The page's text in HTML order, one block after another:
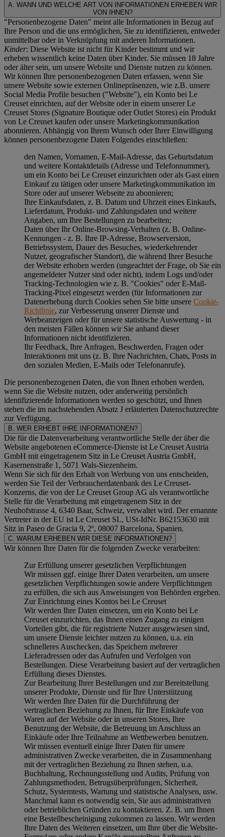
A. WANN UND WELCHE ART VON INFORMATIONEN ERHEBEN WIR
VON IHNEN?
"Personenbezogene Daten" meint alle Informationen in Bezug auf
Ihre Person und die uns ermöglichen, Sie zu identifizieren, entweder
unmittelbar oder in Verknüpfung mit anderen Informationen.
Kinder: Diese Website ist nicht für Kinder bestimmt und wir
erheben wissentlich keine Daten über Kinder. Sie müssen 18 Jahre
oder älter sein, um unsere Website und Dienste nutzen zu können.
Wir können Ihre personenbezogenen Daten erfassen, wenn Sie
unsere Website sowie externen Onlinepräsenzen, wie z.B. unsere
Social Media Profile besuchen ("Website"), ein Konto bei Le
Creuset einrichten, auf der Website oder in einem unserer Le
Creuset Stores (Signature Boutique oder Outlet Stores) ein Produkt
von Le Creuset kaufen oder unsere Marketingkommunikation
abonnieren. Abhängig von Ihrem Wunsch oder Ihrer Einwilligung
können personenbezogene Daten Folgendes einschließen:
den Namen, Vornamen, E-Mail-Adresse, das Geburtsdatum
und weitere Kontaktdetails (Adresse und Telefonnummer),
um ein Konto bei Le Creuset einzurichten oder als Gast einen
Einkauf zu tätigen oder unsere Marketingkommunikation im
Store oder auf unserer Webseite zu abonnieren;
Ihre Einkaufsdaten, z. B. Datum und Uhrzeit eines Einkaufs,
Lieferdatum, Produkt- und Zahlungsdaten und weitere
Angaben, um Ihre Bestellungen zu bearbeiten;
Daten über Ihr Online-Browsing-Verhalten (z. B. Online-
Kennungen - z. B. Ihre IP-Adresse, Browserversion,
Betriebssystem, Dauer des Besuches, wiederkehrender
Nutzer, geografischer Standort), die während Ihrer Besuche
der Website erhoben werden (ungeachtet der Frage, ob Sie ein
angemeldeter Nutzer sind oder nicht), indem Logs und/oder
Tracking-Technologien wie z. B. "Cookies" oder E-Mail-
Tracking-Pixel eingesetzt werden (für Informationen zur
Datenerhebung durch Cookies sehen Sie bitte unsere Cookie-
Richtlinie, zur Verbesserung unserer Dienste und
Werbeanzeigen oder für unsere statistische Auswertung - in
den meisten Fällen können wir Sie anhand dieser
Informationen nicht identifizieren.
Ihr Feedback, Ihre Anfragen, Beschwerden, Fragen oder
Interaktionen mit uns (z. B. Ihre Nachrichten, Chats, Posts in
den sozialen Medien, E-Mails oder Telefonanrufe).
Die personenbezogenen Daten, die von Ihnen erhoben werden,
wenn Sie die Website nutzen, oder anderweitig persönlich
identifizierende Informationen werden so geschützt, und Ihnen
stehen die im nachstehenden Absatz J erläuterten Datenschutzrechte
zur Verfügung.
B. WER ERHEBT IHRE INFORMATIONEN?
Die für die Datenverarbeitung verantwortliche Stelle der über die
Website angebotenen eCommerce-Dienste ist Le Creuset Austria
GmbH mit eingetragenem Sitz in Le Creuset Austria GmbH,
Kasernenstraße 1, 5071 Wals-Siezenheim.
Wenn Sie sich für den Erhalt von Werbung von uns entscheiden,
werden Sie Teil der Verbraucherdatenbank des Le Creuset-
Konzerns, die von der Le Creuset Group AG als verantwortliche
Stelle für die Verarbeitung mit eingetragenem Sitz in der
Neuhofstrasse 4, 6340 Baar, Schweiz, verwaltet wird. Der ernannte
Vertreter in der EU ist Le Creuset SL, USt-IdNr. B62153630 mit
Sitz in Paseo de Gracia 9, 2º, 08007 Barcelona, Spanien.
C. WARUM ERHEBEN WIR DIESE INFORMATIONEN?
Wir können Ihre Daten für die folgenden Zwecke verarbeiten:
Zur Erfüllung unserer gesetzlichen Verpflichtungen
Wir müssen ggf. einige Ihrer Daten verarbeiten, um unsere
gesetzlichen Verpflichtungen sowie andere Verpflichtungen
zu erfüllen, die sich aus Anweisungen von Behörden ergeben.
Zur Einrichtung eines Kontos bei Le Creuset
Wir werden Ihre Daten einsetzen, um ein Konto bei Le
Creuset einzurichten, das Ihnen einen Zugang zu einigen
Vorteilen gibt, die für registrierte Nutzer ausgewiesen sind,
um unsere Dienste leichter nutzen zu können, u.a. ein
schnelleres Auschecken, das Speichern mehrerer
Lieferadressen oder das Aufrufen und Verfolgen von
Bestellungen. Diese Verarbeitung basiert auf der vertraglichen
Erfüllung dieses Dienstes.
Zur Bearbeitung Ihrer Bestellungen und zur Bereitstellung
unserer Produkte, Dienste und für Ihre Unterstützung
Wir werden Ihre Daten für die Durchführung der
vertraglichen Beziehung zu Ihnen, für Ihre Einkäufe von
Waren auf der Website oder in unseren Stores, Ihre
Benutzung der Website, die Betreuung im Anschluss an
Einkäufe oder Ihre Teilnahme an Wettbewerben benutzen.
Wir müssen eventuell einige Ihrer Daten für unsere
administrativen Zwecke verarbeiten, die in Zusammenhang
mit der vertraglichen Beziehung zu Ihnen stehen, u.a.
Buchhaltung, Rechnungsstellung und Audits, Prüfung von
Zahlungsmethoden, Betrugsüberprüfungen, Sicherheit,
Schutz, Systemtests, Wartung und statistische Analysen, usw.
Manchmal kann es notwendig sein, Sie aus administrativen
oder betrieblichen Gründen zu kontaktieren. Z. B. um Ihnen
eine Bestellbescheinigung zukommen zu lassen. Wir werden
Ihre Daten des Weiteren einsetzen, um Ihre über die Website-